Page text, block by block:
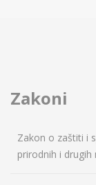
Zakoni
Zakon o zaštiti i
prirodnih i drugih